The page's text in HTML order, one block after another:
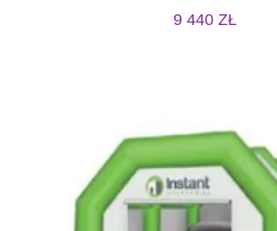
9 440 ZŁ